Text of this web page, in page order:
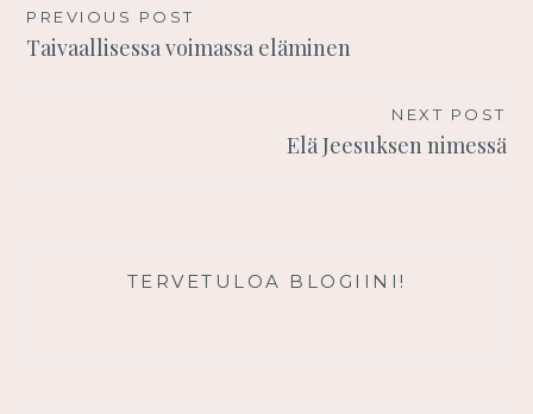
Artikkelien
selaus
PREVIOUS POST
Taivaallisessa voimassa eläminen
NEXT POST
Elä Jeesuksen nimessä
TERVETULOA BLOGIINI!